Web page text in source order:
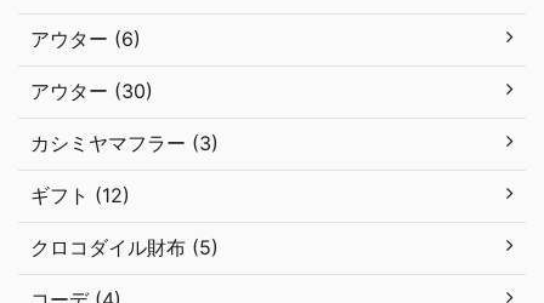
アウター (6)
アウター (30)
カシミヤマフラー (3)
ギフト (12)
クロコダイル財布 (5)